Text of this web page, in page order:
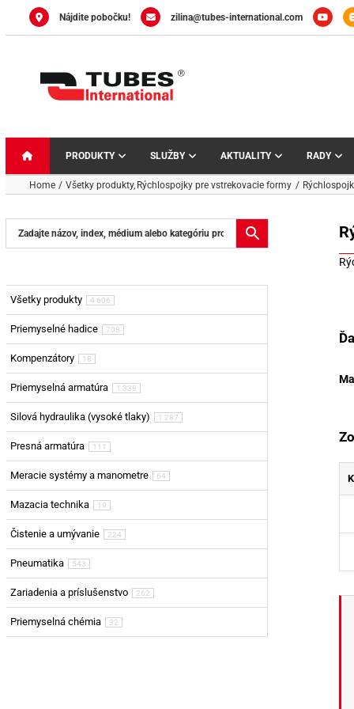
Nájdite pobočku! zilina@tubes-international.com
PRODUKTY SLUŽBY AKTUALITY RADY
Home Všetky produkty Rýchlospojky pre vstrekovacie formy
Všetky produkty 4 606
Priemyselné hadice 708
Kompenzátory 18
Priemyselná armatúra 1 338
Silová hydraulika (vysoké tlaky) 1 287
Presná armatúra 111
Meracie systémy a manometre 64
Mazacia technika 19
Čistenie a umývanie 224
Pneumatika 543
Zariadenia a príslušenstvo 262
Priemyselná chémia 32